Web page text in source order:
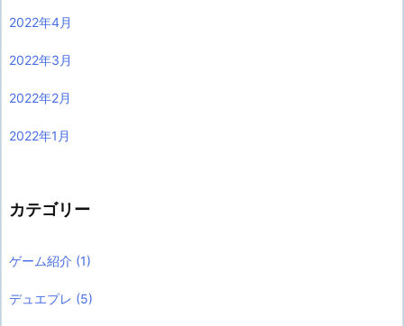
2022年4月
2022年3月
2022年2月
2022年1月
カテゴリー
ゲーム紹介 (1)
デュエプレ (5)